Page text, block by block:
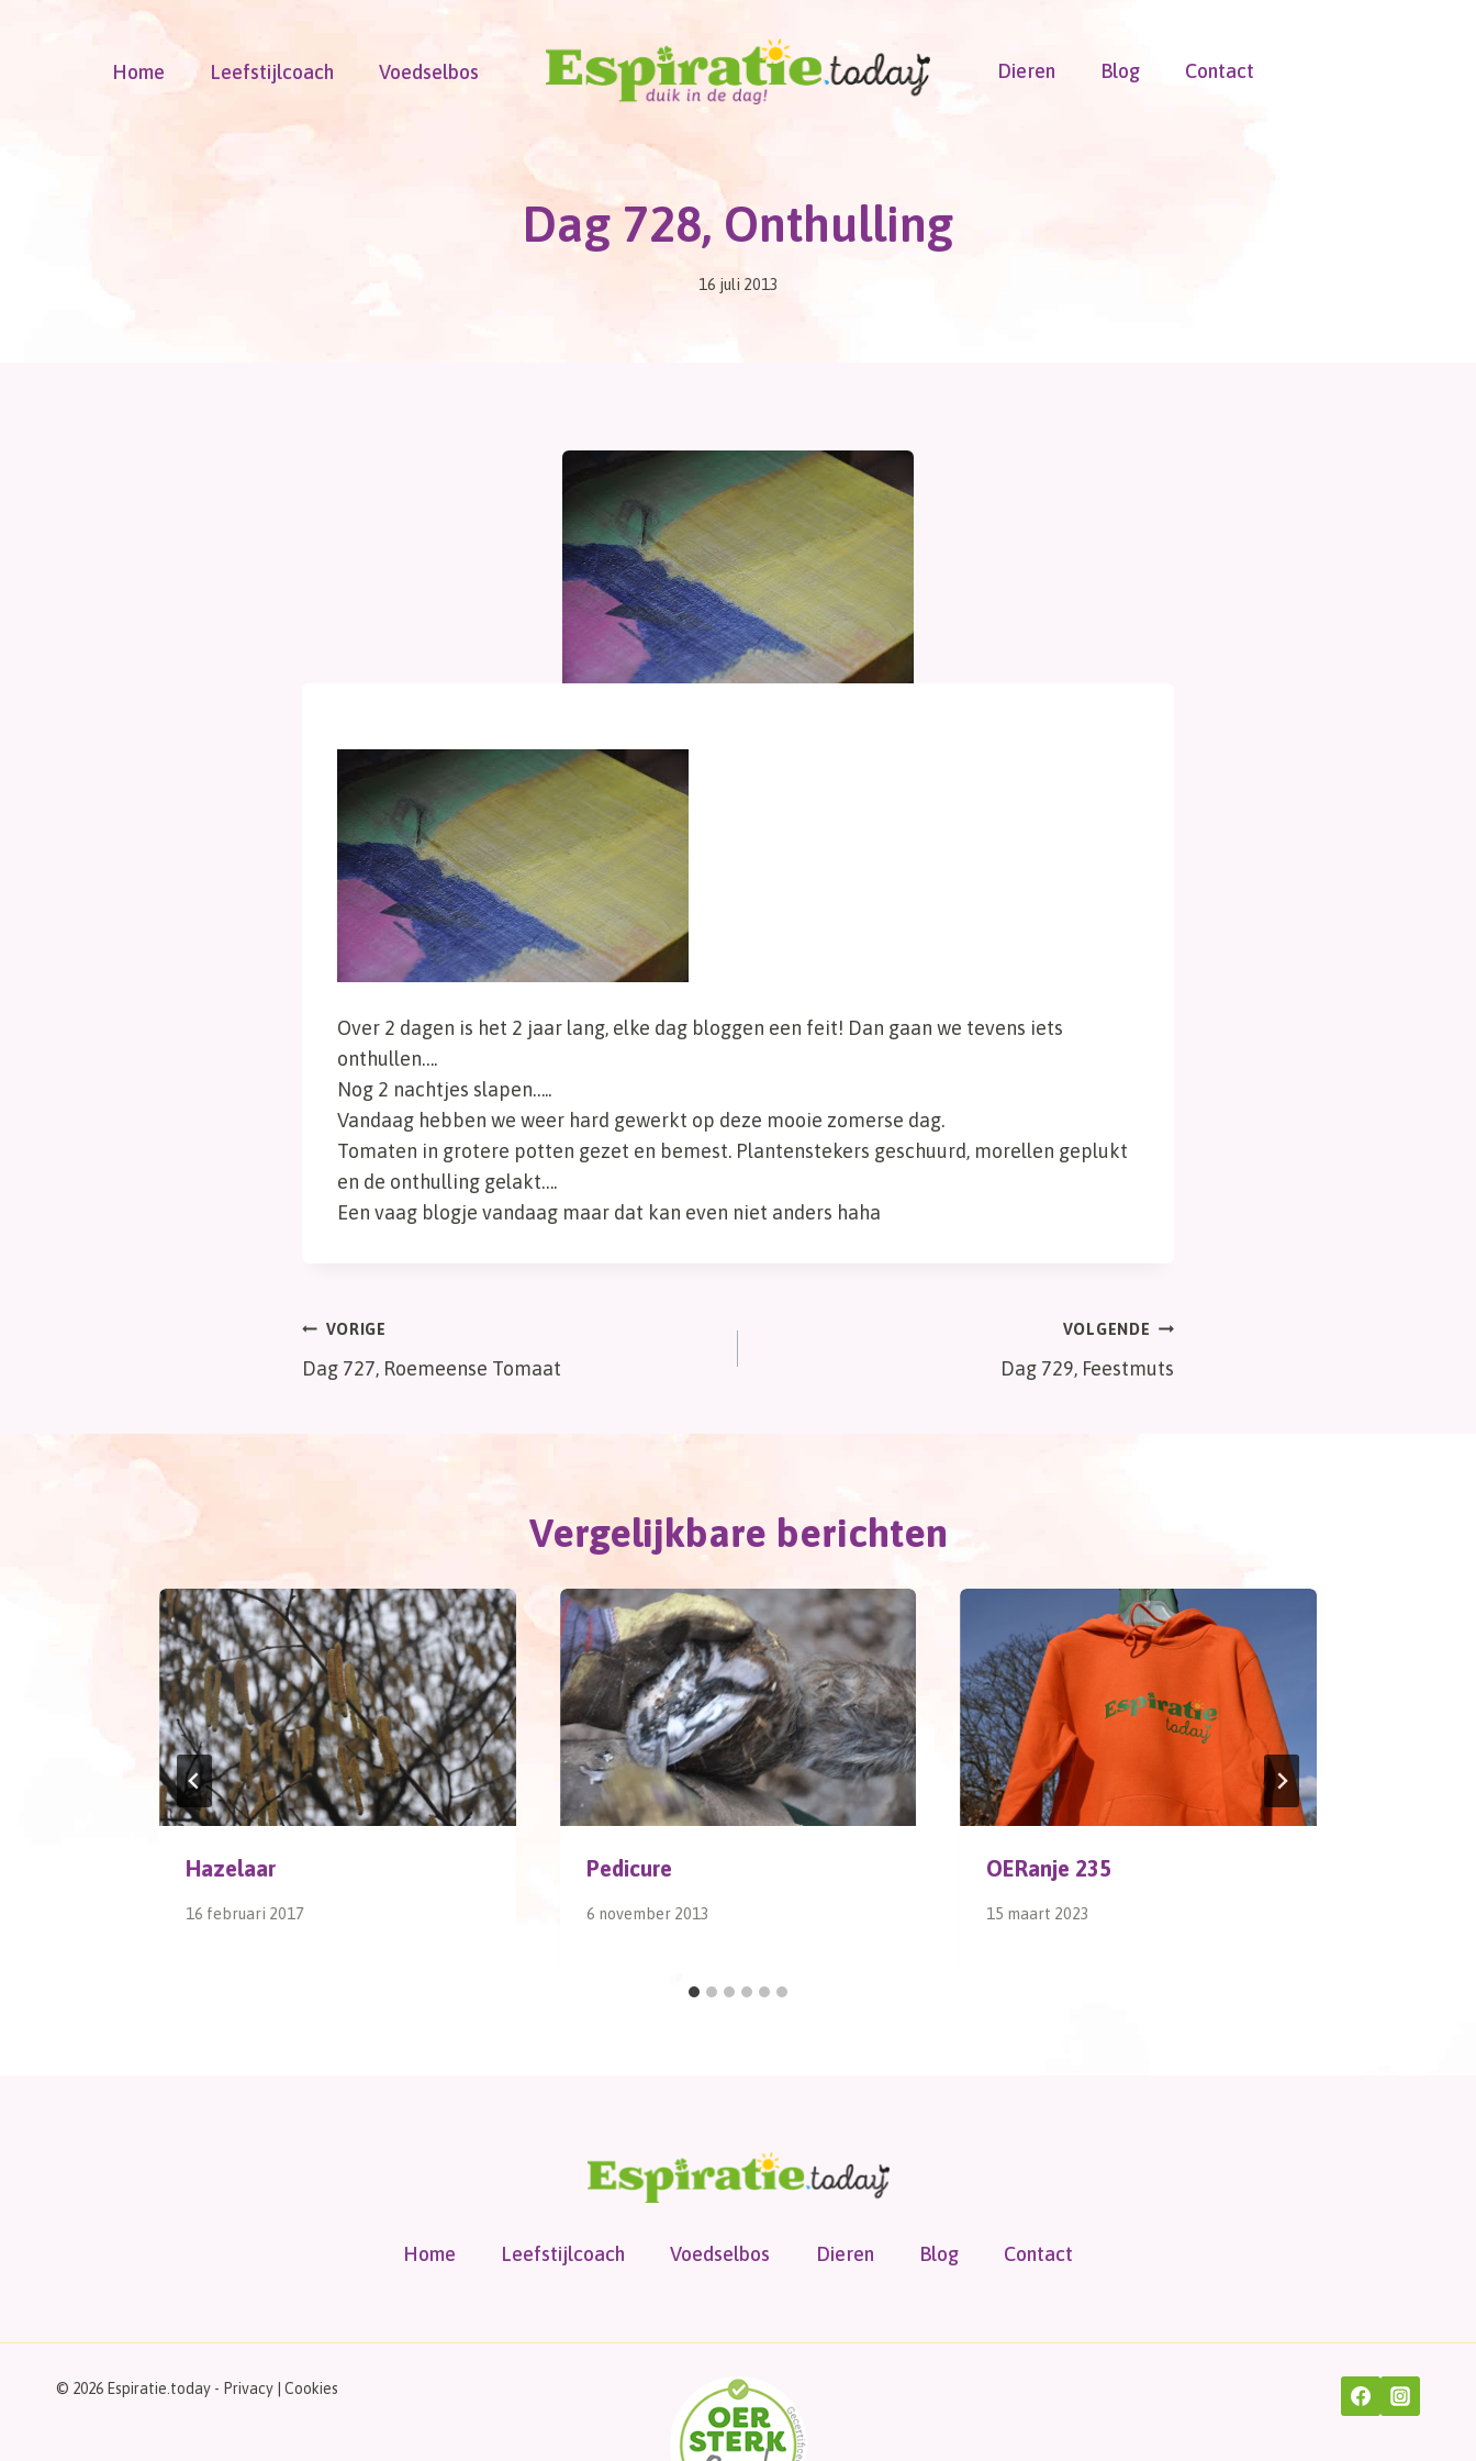
Home Leefstijlcoach Voedselbos Dieren Blog Contact
Dag 728, Onthulling
16 juli 2013
Over 2 dagen is het 2 jaar lang, elke dag bloggen een feit! Dan gaan we tevens iets
onthullen….
Nog 2 nachtjes slapen…..
Vandaag hebben we weer hard gewerkt op deze mooie zomerse dag.
Tomaten in grotere potten gezet en bemest. Plantenstekers geschuurd, morellen geplukt
en de onthulling gelakt….
Een vaag blogje vandaag maar dat kan even niet anders haha
Bericht
VORIGE
Dag 727, Roemeense Tomaat
VOLGENDE
Dag 729, Feestmuts
Vergelijkbare berichten
Hazelaar
16 februari 2017
Pedicure
6 november 2013
OERanje 235
15 maart 2023
Home Leefstijlcoach Voedselbos Dieren Blog Contact
© 2026 Espiratie.today - Privacy Cookies